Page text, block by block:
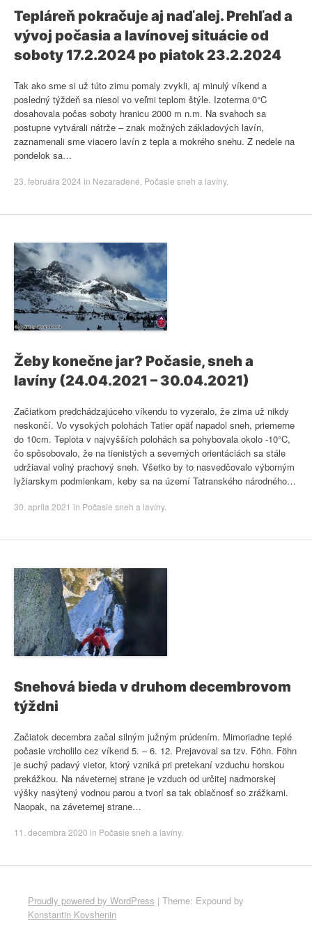
Tepláreň pokračuje aj naďalej. Prehľad a
vývoj počasia a lavínovej situácie od
soboty 17.2.2024 po piatok 23.2.2024
Tak ako sme si už túto zimu pomaly zvykli, aj minulý víkend a
posledný týždeň sa niesol vo veľmi teplom štýle. Izoterma 0°C
dosahovala počas soboty hranicu 2000 m n.m. Na svahoch sa
postupne vytvárali nátrže – znak možných základových lavín,
zaznamenali sme viacero lavín z tepla a mokrého snehu. Z nedele na
pondelok sa…
23. februára 2024 in Nezaradené Počasie sneh a lavíny.
Žeby konečne jar? Počasie, sneh a
lavíny (24.04.2021 – 30.04.2021)
Začiatkom predchádzajúceho víkendu to vyzeralo, že zima už nikdy
neskončí. Vo vysokých polohách Tatier opäť napadol sneh, priemerne
do 10cm. Teplota v najvyšších polohách sa pohybovala okolo -10°C,
čo spôsobovalo, že na tienistých a severných orientáciách sa stále
udržiaval voľný prachový sneh. Všetko by to nasvedčovalo výborným
lyžiarskym podmienkam, keby sa na území Tatranského národného…
30. apríla 2021 in Počasie sneh a lavíny.
Snehová bieda v druhom decembrovom
týždni
Začiatok decembra začal silným južným prúdením. Mimoriadne teplé
počasie vrcholilo cez víkend 5. – 6. 12. Prejavoval sa tzv. Föhn. Föhn
je suchý padavý vietor, ktorý vzniká pri pretekaní vzduchu horskou
prekážkou. Na náveternej strane je vzduch od určitej nadmorskej
výšky nasýtený vodnou parou a tvorí sa tak oblačnosť so zrážkami.
Naopak, na záveternej strane…
11. decembra 2020 in Počasie sneh a lavíny.
Proudly powered by WordPress | Theme: Expound by
Konstantin Kovshenin